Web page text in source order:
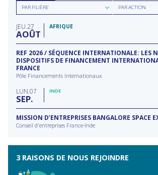
région
Rechercher
parPAR FILIÈRE
Rechercher
parPAR ACTION
JEU 27
AOÛT
AFRIQUE
REF 2026 / SÉQUENCE INTERNATIONALE: LES
DISPOSITIFS DE FINANCEMENT
FRANCE
Pôle Financements Internationaux
LUN 07
SEP
INDE
MISSION D’ENTREPRISES BANGALORE SPACE
Conseil d'entreprises France-Inde
3 RAISONS DE NOUS REJOINDRE